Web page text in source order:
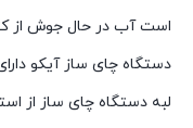
است آب در حال جوش از
دستگاه چای ساز آیکو
لبه دستگاه چای ساز از